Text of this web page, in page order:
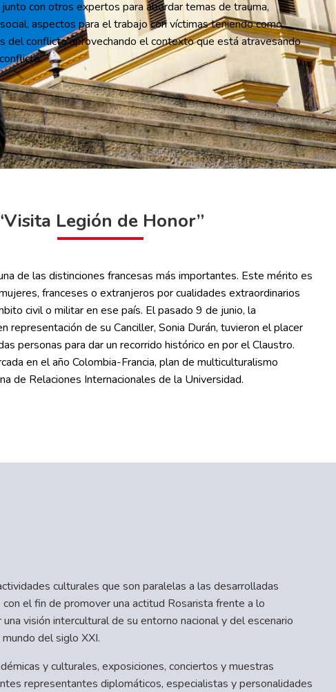
con otros expertos para abordar temas de trauma,
aspectos para el trabajo con víctimas teniendo como
del conflicto aprovechando el contexto que está atravesando
Legión de Honor”
de las distinciones francesas más importantes. Este mérito es
franceses o extranjeros por cualidades extraordinarios
civil o militar en ese país. El pasado 9 de junio, la
representación de su Canciller, Sonia Durán, tuvieron el placer
personas para dar un recorrido histórico en por el Claustro.
en el año Colombia-Francia, plan de multiculturalismo
de Relaciones Internacionales de la Universidad.
culturales que son paralelas a las desarrolladas
el fin de promover una actitud Rosarista frente a lo
visión intercultural de su entorno nacional y del escenario
del siglo XXI.
y culturales, exposiciones, conciertos y muestras
representantes diplomáticos, especialistas y personalidades